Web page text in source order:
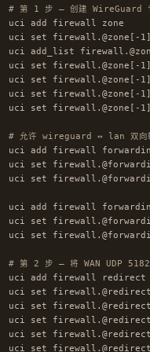
# 第 1 步 — 创建 WireGuard
uci add firewall zone
uci
set firewall.@zone[-
uci add_list
uci
set firewall.@zone[-
uci
set firewall.@zone[-
uci
set firewall.@zone[-
uci
set firewall.@zone[-
# 允许 wireguard ↔ lan 双向
uci add firewall
uci
set
uci
set
uci add firewall
uci
set
uci
set
# 第 2 步 — 将 WAN UDP
uci add firewall redirect
uci
set
uci
set
uci
set
uci
set
uci
set